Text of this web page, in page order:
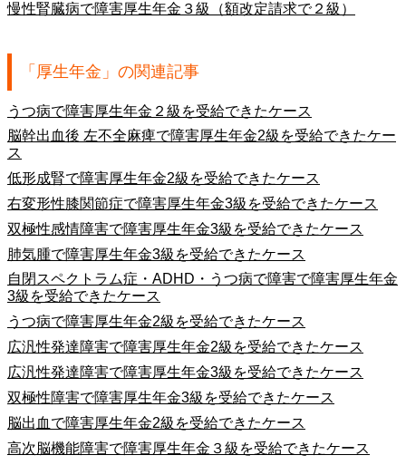
慢性腎臓病で障害厚生年金３級（額改定請求で２級）
「厚生年金」の関連記事
うつ病で障害厚生年金２級を受給できたケース
脳幹出血後 左不全麻痺で障害厚生年金2級を受給できたケー
ス
低形成腎で障害厚生年金2級を受給できたケース
右変形性膝関節症で障害厚生年金3級を受給できたケース
双極性感情障害で障害厚生年金3級を受給できたケース
肺気腫で障害厚生年金3級を受給できたケース
自閉スペクトラム症・ADHD・うつ病で障害で障害厚生年金
3級を受給できたケース
うつ病で障害厚生年金2級を受給できたケース
広汎性発達障害で障害厚生年金2級を受給できたケース
広汎性発達障害で障害厚生年金3級を受給できたケース
双極性障害で障害厚生年金3級を受給できたケース
脳出血で障害厚生年金2級を受給できたケース
高次脳機能障害で障害厚生年金３級を受給できたケース